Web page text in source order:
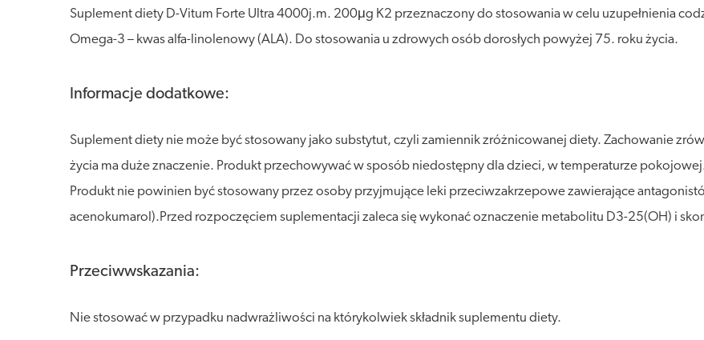
Suplement diety D-Vitum Forte Ultra 4000j.m. 200μg K2 przeznaczony do stosowania w celu uzupełnienia
Omega-3 – kwas alfa-linolenowy (ALA). Do stosowania u zdrowych osób dorosłych powyżej 75. roku życia.
Informacje dodatkowe:
Suplement diety nie może być stosowany jako substytut, czyli zamiennik zróżnicowanej diety. Zachowanie
życia ma duże znaczenie. Produkt przechowywać w sposób niedostępny dla dzieci, w temperaturze
Produkt nie powinien być stosowany przez osoby przyjmujące leki przeciwzakrzepowe zawierające
acenokumarol).Przed rozpoczęciem suplementacji zaleca się wykonać oznaczenie metabolitu D3-25(OH) i
Przeciwwskazania:
Nie stosować w przypadku nadwrażliwości na którykolwiek składnik suplementu diety.